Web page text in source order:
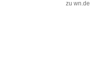
zu wn.de